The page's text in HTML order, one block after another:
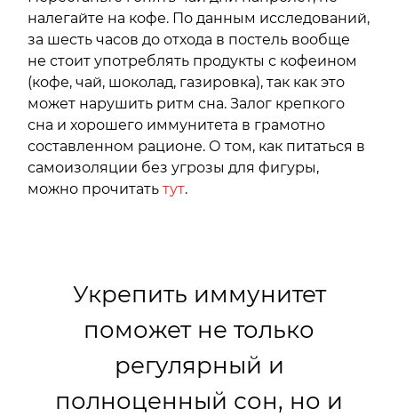
налегайте на кофе. По данным исследований,
за шесть часов до отхода в постель вообще
не стоит употреблять продукты с кофеином
(кофе, чай, шоколад, газировка), так как это
может нарушить ритм сна. Залог крепкого
сна и хорошего иммунитета в грамотно
составленном рационе. О том, как питаться в
самоизоляции без угрозы для фигуры,
можно прочитать тут.
Укрепить иммунитет
поможет не только
регулярный и
полноценный сон, но и